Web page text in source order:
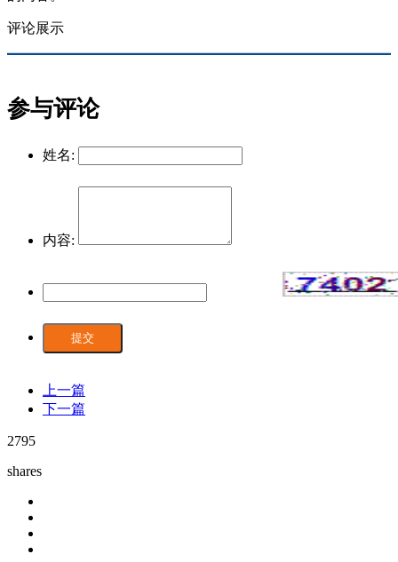
评论展示
参与评论
姓名:
内容:
提交
上一篇
下一篇
2795
shares